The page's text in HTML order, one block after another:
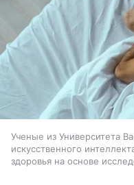
Ученые из Университета
искусственного
здоровья на основе